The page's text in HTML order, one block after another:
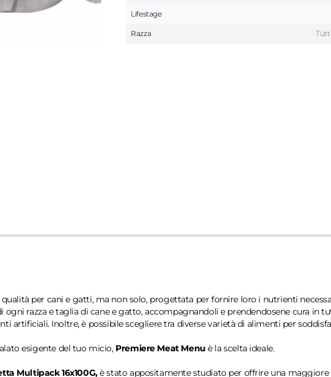
Lifestage
Razza
per cani e gatti, ma non solo, progettata per fornire loro i nutrienti
ogni razza e taglia di cane e gatto, accompagnandoli e prendendosene cura in
artificiali. Inoltre, è possibile scegliere tra diverse varietà di alimenti per
esigente del tuo micio, Premiere Meat Menu è la scelta ideale.
Multipack 16x100G,è stato appositamente studiato per offrire una maggiore